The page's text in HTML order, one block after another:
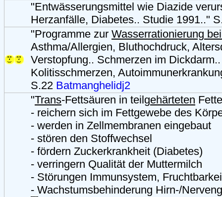
"Entwässerungsmittel wie Diazide
Herzanfälle, Diabetes.. Studie 1991.."
"Programme zur Wasserrationierung
Asthma/Allergien, Bluthochdruck,
Verstopfung.. Schmerzen im Dickdarm..
Kolitisschmerzen,
S.22 Batmanghelidj2
"Trans-Fettsäuren in teil gehärteten
- reichern sich im Fettgewebe des
- werden in Zellmembranen eingebaut
- stören den Stoffwechsel
- fördern Zuckerkrankheit (Diabetes)
- verringern Qualität der Muttermilch
- Störungen Immunsystem,
- Wachstumsbehinderung Hirn-/